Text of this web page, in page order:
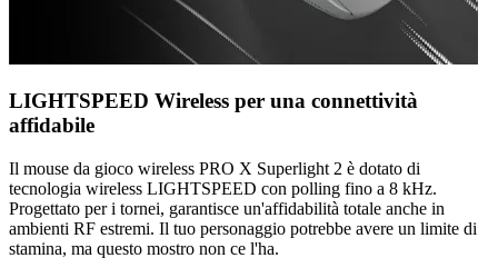
LIGHTSPEED Wireless per una connettività
affidabile
Il mouse da gioco wireless PRO X Superlight 2 è dotato di
tecnologia wireless LIGHTSPEED con polling fino a 8 kHz.
Progettato per i tornei, garantisce un'affidabilità totale anche in
ambienti RF estremi. Il tuo personaggio potrebbe avere un limite di
stamina, ma questo mostro non ce l'ha.